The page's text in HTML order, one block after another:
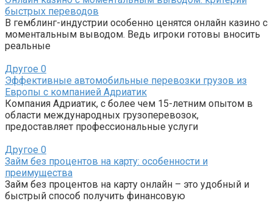
быстрых переводов
В гемблинг-индустрии особенно ценятся онлайн казино с
моментальным выводом. Ведь игроки готовы вносить
реальные
Другое 0
Эффективные автомобильные перевозки грузов из
Европы с компанией Адриатик
Компания Адриатик, с более чем 15-летним опытом в
области международных грузоперевозок,
предоставляет профессиональные услуги
Другое 0
Займ без процентов на карту: особенности и
преимущества
Займ без процентов на карту онлайн – это удобный и
быстрый способ получить финансовую